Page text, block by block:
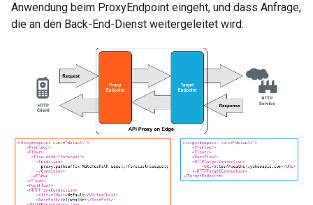
Anwendung beim ProxyEndpoint eingeht, und dass Anfrage,
die an den Back-End-Dienst weitergeleitet wird: